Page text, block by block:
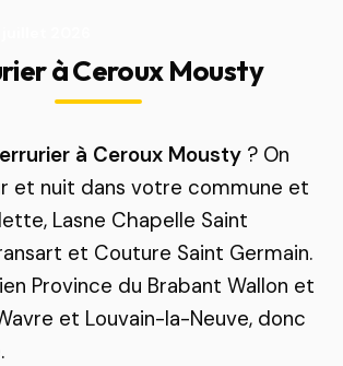
à Ceroux Mousty
à Ceroux Mousty ? On
et nuit dans votre commune et
Lasne Chapelle Saint
et Couture Saint Germain.
Province du Brabant Wallon et
et Louvain-la-Neuve, donc